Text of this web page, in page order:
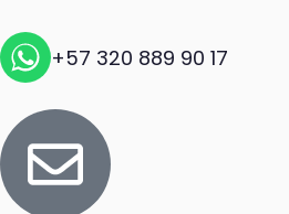
+57 320 889 90 17